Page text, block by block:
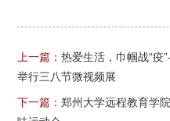
上一篇：热爱生活，巾帼战“
举行三八节微视频展
下一篇：郑州大学远程教育学